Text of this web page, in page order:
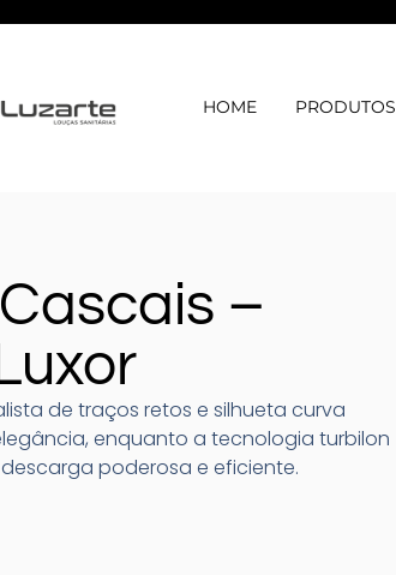
HOME PRODUTOS
–
de traços retos e silhueta curva
enquanto a tecnologia turbilon
poderosa e eficiente.